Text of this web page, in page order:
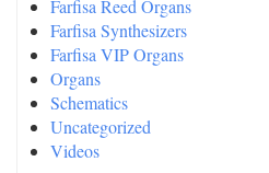
Farfisa Reed Organs
Farfisa Synthesizers
Farfisa VIP Organs
Organs
Schematics
Uncategorized
Videos